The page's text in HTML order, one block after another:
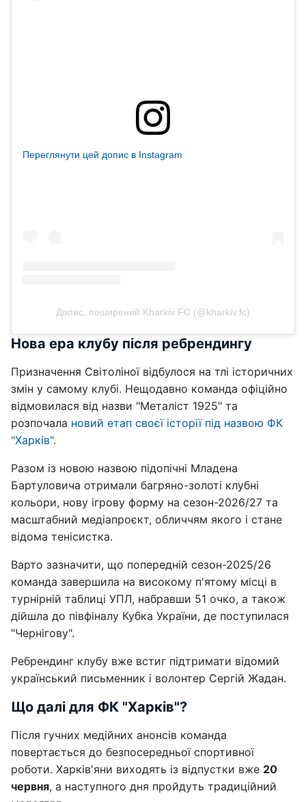
Переглянути цей допис в Instagram
Допис, поширений Kharkiv FC (@kharkiv.fc)
Нова ера клубу після ребрендингу
Призначення Світоліної відбулося на тлі історичних
змін у самому клубі. Нещодавно команда офіційно
відмовилася від назви "Металіст 1925" та
розпочала новий етап своєї історії під назвою ФК
"Харків".
Разом із новою назвою підопічні Младена
Бартуловича отримали багряно-золоті клубні
кольори, нову ігрову форму на сезон-2026/27 та
масштабний медіапроєкт, обличчям якого і стане
відома тенісистка.
Варто зазначити, що попередній сезон-2025/26
команда завершила на високому п'ятому місці в
турнірній таблиці УПЛ, набравши 51 очко, а також
дійшла до півфіналу Кубка України, де поступилася
"Чернігову".
Ребрендинг клубу вже встиг підтримати відомий
український письменник і волонтер Сергій Жадан.
Що далі для ФК "Харків"?
Після гучних медійних анонсів команда
повертається до безпосередньої спортивної
роботи. Харків'яни виходять із відпустки вже 20
червня, а наступного дня пройдуть традиційний